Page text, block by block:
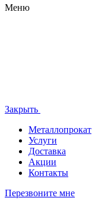
Меню
Закрыть
Металлопрокат
Услуги
Доставка
Акции
Контакты
Перезвоните мне